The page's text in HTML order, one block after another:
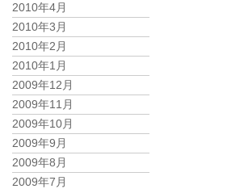
2010年4月
2010年3月
2010年2月
2010年1月
2009年12月
2009年11月
2009年10月
2009年9月
2009年8月
2009年7月